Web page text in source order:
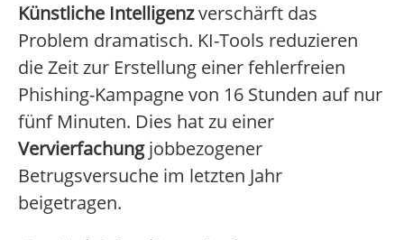
Künstliche Intelligenzverschärft das
Problem dramatisch. KI-Tools reduzieren
die Zeit zur Erstellung einer fehlerfreien
Phishing-Kampagne von 16 Stunden auf nur
fünf Minuten. Dies hat zu einer
Vervierfachungjobbezogener
Betrugsversuche im letzten Jahr
beigetragen.